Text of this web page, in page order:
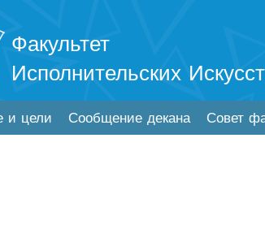
Факультет
Исполнительских
и цели Сообщение декана Совет